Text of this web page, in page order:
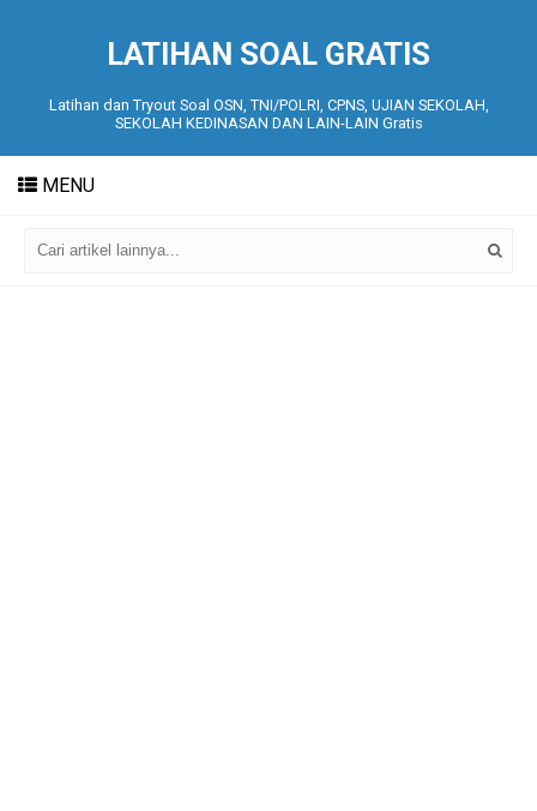
LATIHAN SOAL GRATIS
Latihan dan Tryout Soal OSN, TNI/POLRI, CPNS, UJIAN SEKOLAH,
SEKOLAH KEDINASAN DAN LAIN-LAIN Gratis
MENU